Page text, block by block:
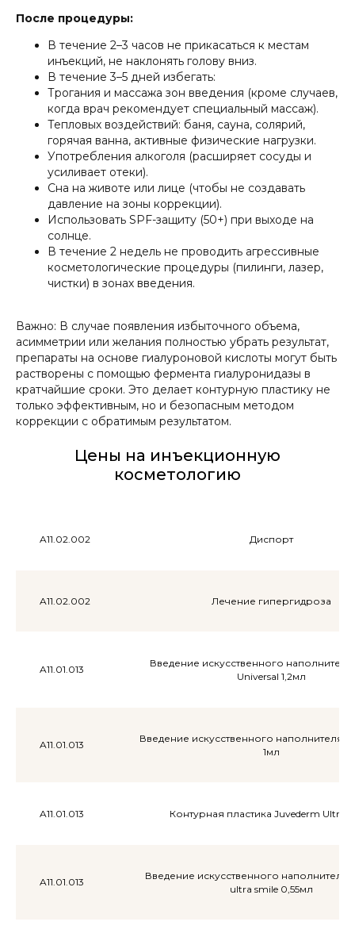
После процедуры:
В течение 2–3 часов не прикасаться к местам
инъекций, не наклонять голову вниз.
В течение 3–5 дней избегать:
Трогания и массажа зон введения (кроме случаев,
когда врач рекомендует специальный массаж).
Тепловых воздействий: баня, сауна, солярий,
горячая ванна, активные физические нагрузки.
Употребления алкоголя (расширяет сосуды и
усиливает отеки).
Сна на животе или лице (чтобы не создавать
давление на зоны коррекции).
Использовать SPF-защиту (50+) при выходе на
солнце.
В течение 2 недель не проводить агрессивные
косметологические процедуры (пилинги, лазер,
чистки) в зонах введения.
Важно: В случае появления избыточного объема,
асимметрии или желания полностью убрать результат,
препараты на основе гиалуроновой кислоты могут быть
растворены с помощью фермента гиалуронидазы в
кратчайшие сроки. Это делает контурную пластику не
только эффективным, но и безопасным методом
коррекции с обратимым результатом.
Цены на инъекционную
косметологию
A11.02.002 Диспорт
A11.02.002 Лечение гипергидроза
A11.01.013
Введение искусственного
Universal 1,2мл
A11.01.013
Введение искусственного наполнителя
1мл
A11.01.013 Контурная пластика Juvederm Ultra
A11.01.013
Введение искусственного наполнителя
ultra smile 0,55мл